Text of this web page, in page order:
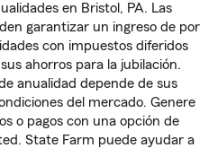
en Bristol, PA. Las
garantizar un ingreso de por
con impuestos diferidos
ahorros para la jubilación.
anualidad depende de sus
del mercado. Genere
o pagos con una opción de
State Farm puede ayudar a